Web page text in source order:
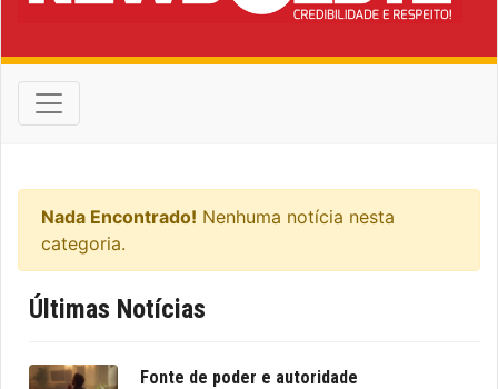
Nada Encontrado! Nenhuma notícia nesta
categoria.
Últimas Notícias
Fonte de poder e autoridade